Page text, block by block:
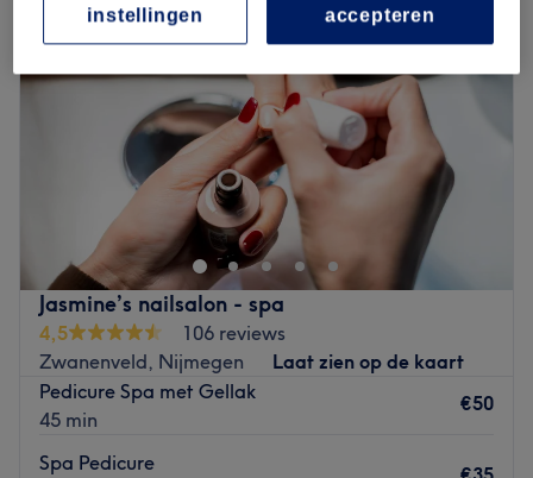
Jasmine’s nailsalon - spa
4,5
106 reviews
Zwanenveld, Nijmegen
Laat zien op de kaart
Pedicure Spa met Gellak
45 min
€50
Spa Pedicure
accepteren
instellingen